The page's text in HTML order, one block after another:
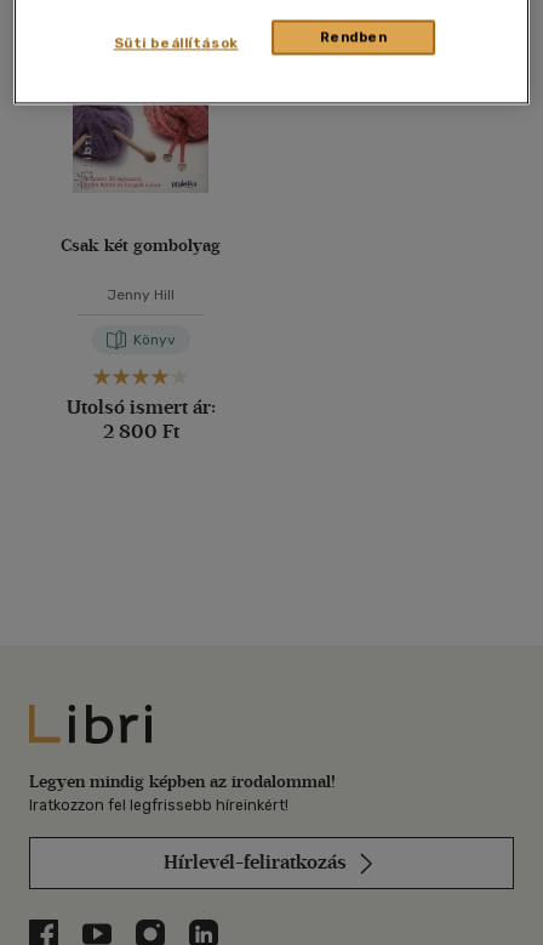
Alkalmaz
Csak két gombolyag
Jenny Hill
Könyv
Utolsó ismert ár:
2 800 Ft
Libri
Legyen mindig képben az irodalommal!
Iratkozzon fel legfrissebb híreinkért!
Hírlevél-feliratkozás
Libri a Facebookon
Libri a Youtube-on
Libri az Instagramon
Libri a LinkedInen
Rendben
Süti beállítások